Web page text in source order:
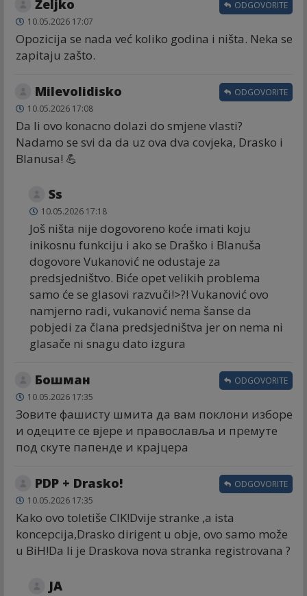
Željko
10.05.2026 17:07
Opozicija se nada već koliko godina i ništa. Neka se
zapitaju zašto.
ODGOVORITE
Milevolidisko
10.05.2026 17:08
Da li ovo konacno dolazi do smjene vlasti?
Nadamo se svi da da uz ova dva covjeka, Drasko i
Blanusa! 💪
ODGOVORITE
Ss
10.05.2026 17:18
Još ništa nije dogovoreno koće imati koju
inikosnu funkciju i ako se Draško i Blanuša
dogovore Vukanović ne odustaje za
predsjedništvo. Biće opet velikih problema
samo će se glasovi razvuči!>?! Vukanović ovo
namjerno radi, vukanović nema šanse da
pobjedi za člana predsjedništva jer on nema ni
glasače ni snagu dato izgura
Бошман
10.05.2026 17:35
Зовите фашисту шмита да вам поклони изборе
и одеците се вјере и православља и премуте
под скуте папенде и крајцера
ODGOVORITE
PDP + Drasko!
10.05.2026 17:35
Kako ovo toletiše CIK!Dvije stranke ,a ista
koncepcija,Drasko dirigent u obje, ovo samo može
u BiH!Da li je Draskova nova stranka registrovana ?
ODGOVORITE
JA